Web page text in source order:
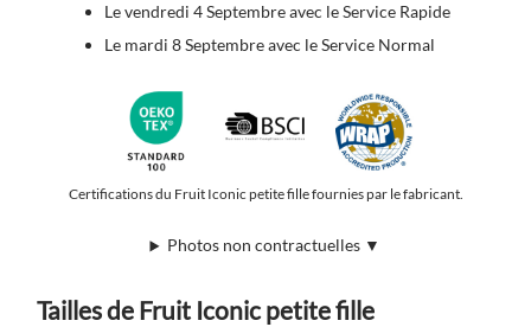
Le vendredi 4 Septembre avec le Service Rapide
Le mardi 8 Septembre avec le Service Normal
Certifications du Fruit Iconic petite fille fournies par le fabricant.
Photos non contractuelles ▼
Tailles de Fruit Iconic petite fille